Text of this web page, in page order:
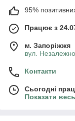
95%
Працює з
м. Запоріжжя
вул.
Контакти
Сьогодні
Показати